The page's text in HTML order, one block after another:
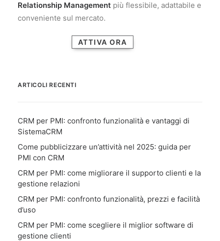
Relationship Management più flessibile, adattabile e
conveniente sul mercato.
ATTIVA ORA
ARTICOLI RECENTI
CRM per PMI: confronto funzionalità e vantaggi di
SistemaCRM
Come pubblicizzare un’attività nel 2025: guida per
PMI con CRM
CRM per PMI: come migliorare il supporto clienti e la
gestione relazioni
CRM per PMI: confronto funzionalità, prezzi e facilità
d’uso
CRM per PMI: come scegliere il miglior software di
gestione clienti